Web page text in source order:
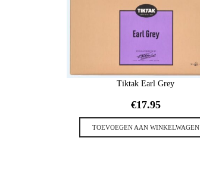
Tiktak Earl Grey
€17.95
TOEVOEGEN AAN WINKELWAGEN